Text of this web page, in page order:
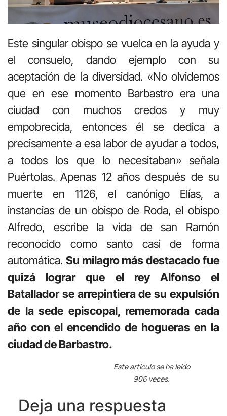
Este singular obispo se vuelca en la ayuda y
el consuelo, dando ejemplo con su
aceptación de la diversidad. «No olvidemos
que en ese momento Barbastro era una
ciudad con muchos credos y muy
empobrecida, entonces él se dedica a
precisamente a esa labor de ayudar a todos,
a todos los que lo necesitaban» señala
Puértolas. Apenas 12 años después de su
muerte en 1126, el canónigo Elías, a
instancias de un obispo de Roda, el obispo
Alfredo, escribe la vida de san Ramón
reconocido como santo casi de forma
automática. Su milagro más destacado fue
quizá lograr que el rey Alfonso el
Batallador se arrepintiera de su expulsión
de la sede episcopal, rememorada cada
año con el encendido de hogueras en la
ciudad de Barbastro.
Este artículo se ha leído
906 veces.
Deja una respuesta